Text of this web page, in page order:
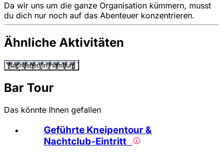
Da wir uns um die ganze Organisation kümmern, musst
du dich nur noch auf das Abenteuer konzentrieren.
Ähnliche Aktivitäten
Nachtleben in Hamburg
Bar Tour
Das könnte Ihnen gefallen
Geführte Kneipentour &
Nachtclub-Eintritt